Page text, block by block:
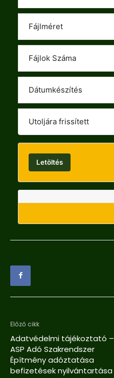
Fájlméret
Fájlok Száma
Dátumkészítés
Utoljára frissített
Letöltés
Előző cikk
Adatvédelmi tájékoztató –
ASP Adó Szakrendszer
Építmény adóztatása
befizetések nyilvántartása